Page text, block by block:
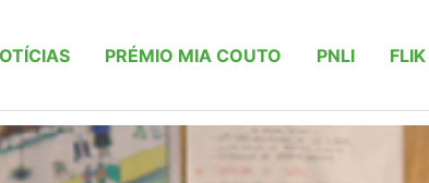
PRÉMIO MIA COUTO PNLI FLIK